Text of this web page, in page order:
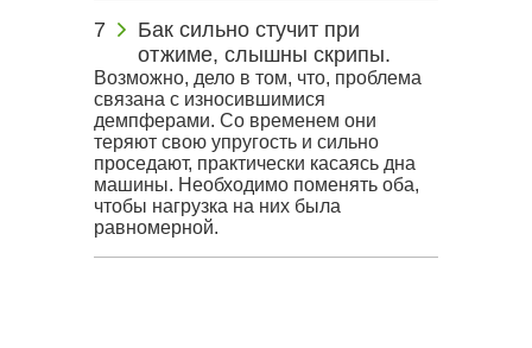
Бак сильно стучит при
отжиме, слышны скрипы.
Возможно, дело в том, что, проблема
связана с износившимися
демпферами. Со временем они
теряют свою упругость и сильно
проседают, практически касаясь дна
машины. Необходимо поменять оба,
чтобы нагрузка на них была
равномерной.